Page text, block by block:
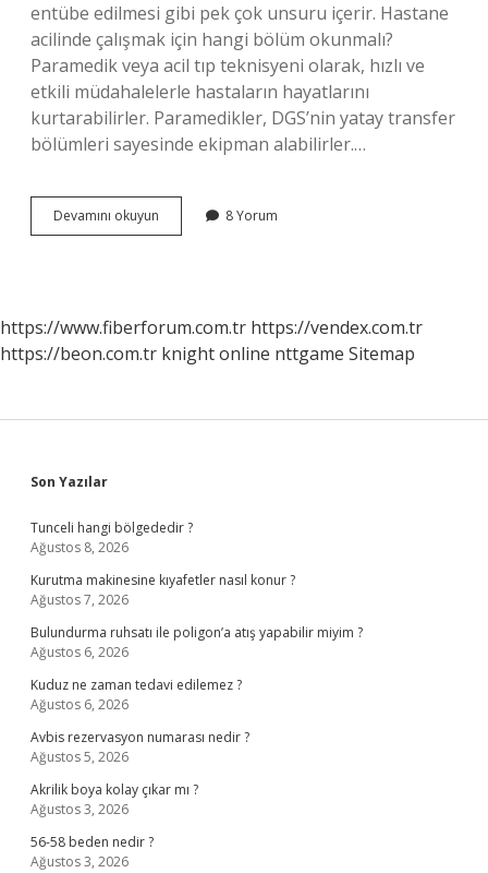
entübe edilmesi gibi pek çok unsuru içerir. Hastane
acilinde çalışmak için hangi bölüm okunmalı?
Paramedik veya acil tıp teknisyeni olarak, hızlı ve
etkili müdahalelerle hastaların hayatlarını
kurtarabilirler. Paramedikler, DGS’nin yatay transfer
bölümleri sayesinde ekipman alabilirler.…
Devamını okuyun
Hangi
8 Yorum
https://www.fiberforum.com.tr https://vendex.com.tr
https://beon.com.tr knight online nttgame Sitemap
Sidebar
Son Yazılar
Tunceli hangi bölgededir ?
Ağustos 8, 2026
Kurutma makinesine kıyafetler nasıl konur ?
Ağustos 7, 2026
Bulundurma ruhsatı ile poligon’a atış yapabilir miyim ?
Ağustos 6, 2026
Kuduz ne zaman tedavi edilemez ?
Ağustos 6, 2026
Avbis rezervasyon numarası nedir ?
Ağustos 5, 2026
Akrilik boya kolay çıkar mı ?
Ağustos 3, 2026
56-58 beden nedir ?
Ağustos 3, 2026